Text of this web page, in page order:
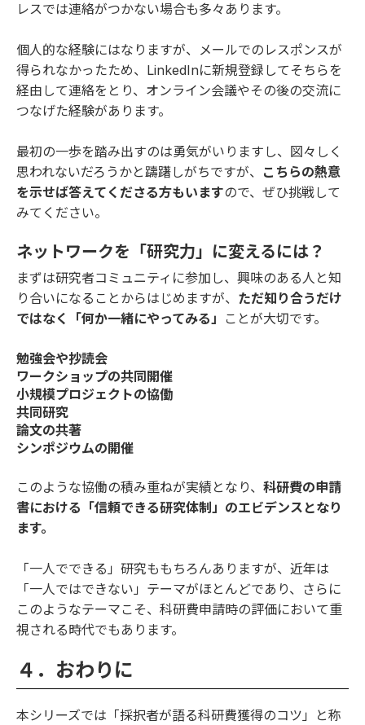
レスでは連絡がつかない場合も多々あります。
個人的な経験にはなりますが、メールでのレスポンスが
得られなかったため、LinkedInに新規登録してそちらを
経由して連絡をとり、オンライン会議やその後の交流に
つなげた経験があります。
最初の一歩を踏み出すのは勇気がいりますし、図々しく
思われないだろうかと躊躇しがちですが、 こちらの熱意
を示せば答えてくださる方もいますので、ぜひ挑戦して
みてください。
ネットワークを「研究力」に変えるには？
まずは研究者コミュニティに参加し、興味のある人と知
り合いになることからはじめますが、 ただ知り合うだけ
ではなく「何か一緒にやってみる」
ことが大切です。
勉強会や抄読会
ワークショップの共同開催
小規模プロジェクトの協働
共同研究
論文の共著
シンポジウムの開催
このような協働の積み重ねが実績となり、 科研費の申請
書における「信頼できる研究体制」のエビデンスとなり
ます。
「一人でできる」研究ももちろんありますが、近年は
「一人ではできない」テーマがほとんどであり、さらに
このようなテーマこそ、科研費申請時の評価において重
視される時代でもあります。
４．おわりに
本シリーズでは「採択者が語る科研費獲得のコツ」と称